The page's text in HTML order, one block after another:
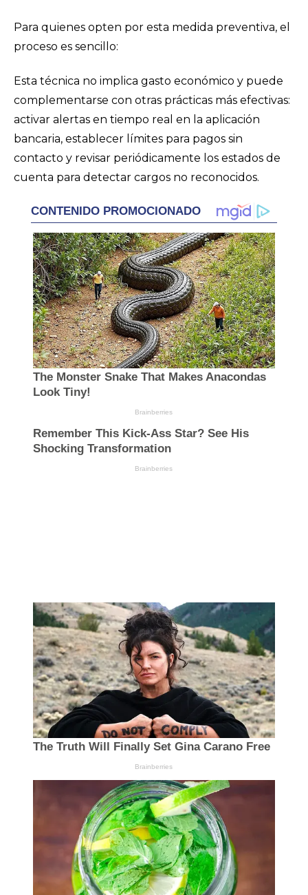
Para quienes opten por esta medida preventiva, el
proceso es sencillo:
Esta técnica no implica gasto económico y puede
complementarse con otras prácticas más efectivas:
activar alertas en tiempo real en la aplicación
bancaria, establecer límites para pagos sin
contacto y revisar periódicamente los estados de
cuenta para detectar cargos no reconocidos.